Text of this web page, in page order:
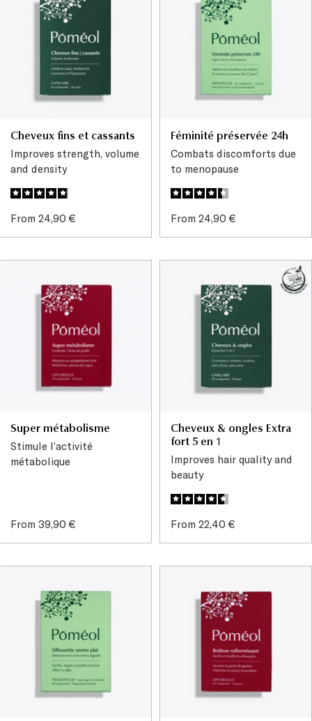
Cheveux fins et cassants
Improves strength, volume
and density
Sale
From 24,90 €
Féminité préservée 24h
Combats discomforts due
to menopause
Sale
From 24,90 €
Super métabolisme
Stimule l’activité
métabolique
Sale
From 39,90 €
Cheveux & ongles Extra
fort 5 en 1
Improves hair quality and
beauty
Sale
From 22,40 €